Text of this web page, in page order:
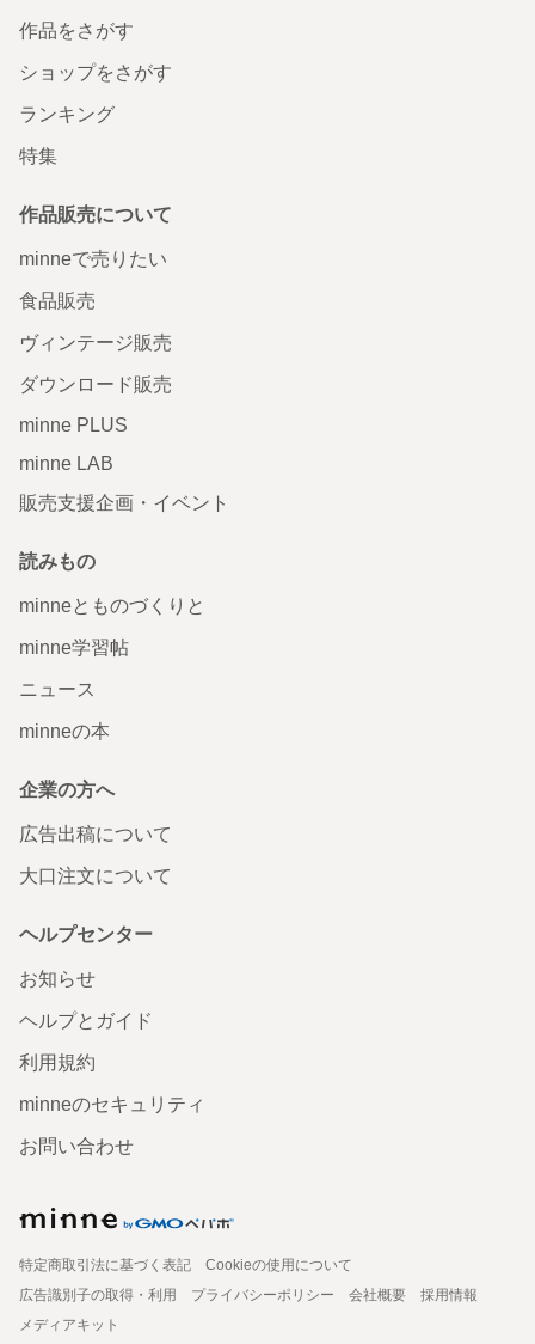
作品をさがす
ショップをさがす
ランキング
特集
作品販売について
minneで売りたい
食品販売
ヴィンテージ販売
ダウンロード販売
minne PLUS
minne LAB
販売支援企画・イベント
読みもの
minneとものづくりと
minne学習帖
ニュース
minneの本
企業の方へ
広告出稿について
大口注文について
ヘルプセンター
お知らせ
ヘルプとガイド
利用規約
minneのセキュリティ
お問い合わせ
特定商取引法に基づく表記
Cookieの使用について
広告識別子の取得・利用
プライバシーポリシー 会社概要
採用情報
メディアキット